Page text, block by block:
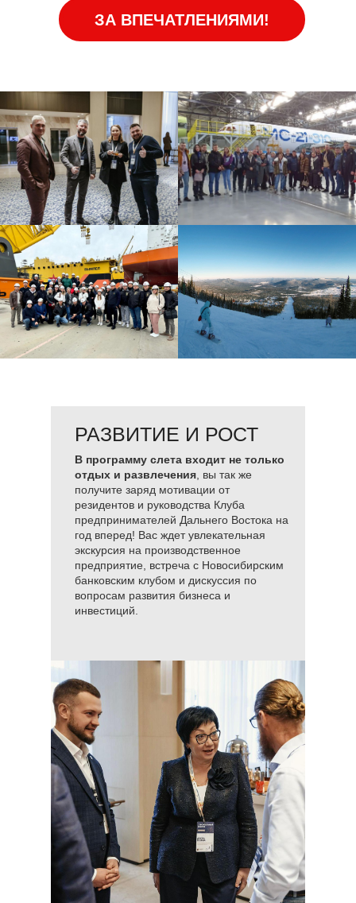
ЗА ВПЕЧАТЛЕНИЯМИ!
РАЗВИТИЕ И РОСТ
В программу слета входит не только
отдых и развлечения , вы так же
получите заряд мотивации от
резидентов и руководства Клуба
предпринимателей Дальнего Востока на
год вперед! Вас ждет увлекательная
экскурсия на производственное
предприятие, встреча с Новосибирским
банковским клубом и дискуссия по
вопросам развития бизнеса и
инвестиций.